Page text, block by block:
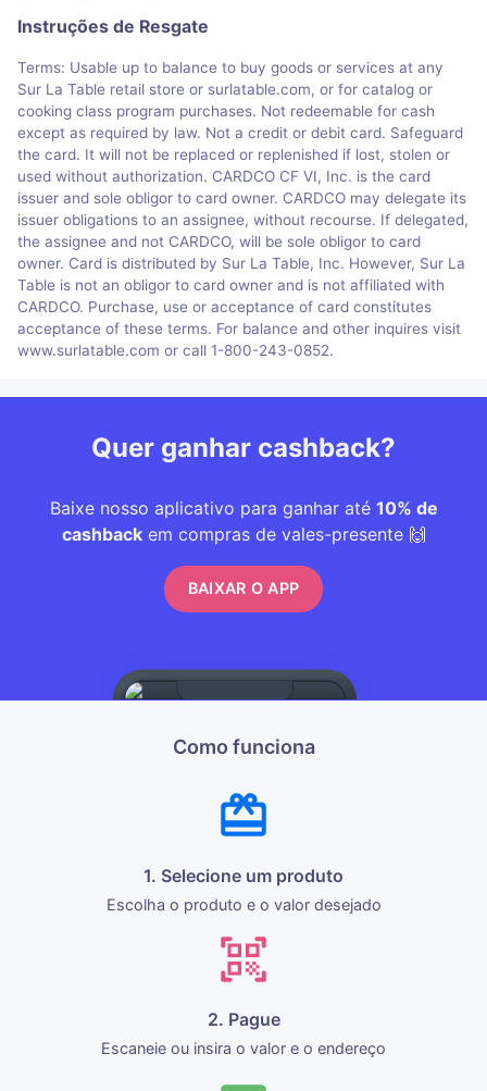
Instruções de Resgate
Terms: Usable up to balance to buy goods or services at any
Sur La Table retail store or surlatable.com, or for catalog or
cooking class program purchases. Not redeemable for cash
except as required by law. Not a credit or debit card. Safeguard
the card. It will not be replaced or replenished if lost, stolen or
used without authorization. CARDCO CF VI, Inc. is the card
issuer and sole obligor to card owner. CARDCO may delegate its
issuer obligations to an assignee, without recourse. If delegated,
the assignee and not CARDCO, will be sole obligor to card
owner. Card is distributed by Sur La Table, Inc. However, Sur La
Table is not an obligor to card owner and is not affiliated with
CARDCO. Purchase, use or acceptance of card constitutes
acceptance of these terms. For balance and other inquires visit
www.surlatable.com or call 1-800-243-0852.
Quer ganhar cashback?
Baixe nosso aplicativo para ganhar até 10% de
cashbackem compras de vales-presente 🙌
BAIXAR O APP
Como funciona
1. Selecione um produto
Escolha o produto e o valor desejado
2. Pague
Escaneie ou insira o valor e o endereço